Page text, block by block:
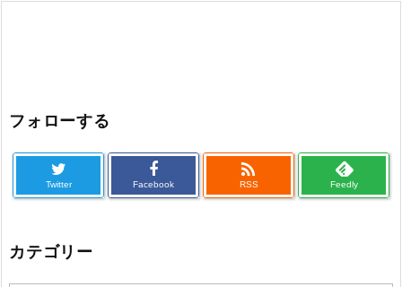
フォローする
Twitter Facebook

RSS Feedly
カテゴリー